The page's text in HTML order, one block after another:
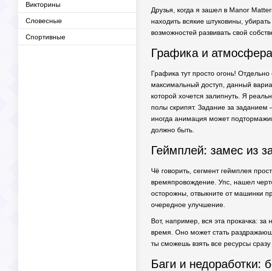
Викторины
Словесные
Спортивные
Друзья, когда я зашел в Manor
находить всякие штуковины,
возможностей развивать свой
Графика и
Графика тут просто огонь! Отдельно
максимальный доступ, данный
которой хочется залипнуть. Я
полы скрипят. Задание за заданием
иногда анимация может
должно быть.
Геймплей: замес из
Чё говорить, сегмент геймплея
времяпровождение. Упс, нашел
осторожны, отвыкните от машинки
очередное улучшение.
Вот, например, вся эта прокачка:
время. Оно может стать
ты сможешь взять все ресурсы
Баги и недоработки: